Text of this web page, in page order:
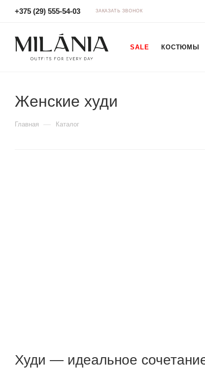
+375 (29) 555-54-03 ЗАКАЗАТЬ ЗВОНОК
SALE КОСТЮМЫ
Женские худи
Главная — Каталог
Худи — идеальное